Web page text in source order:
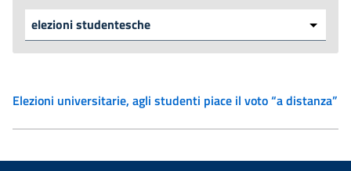
Elezioni universitarie, agli studenti piace il voto “a distanza”